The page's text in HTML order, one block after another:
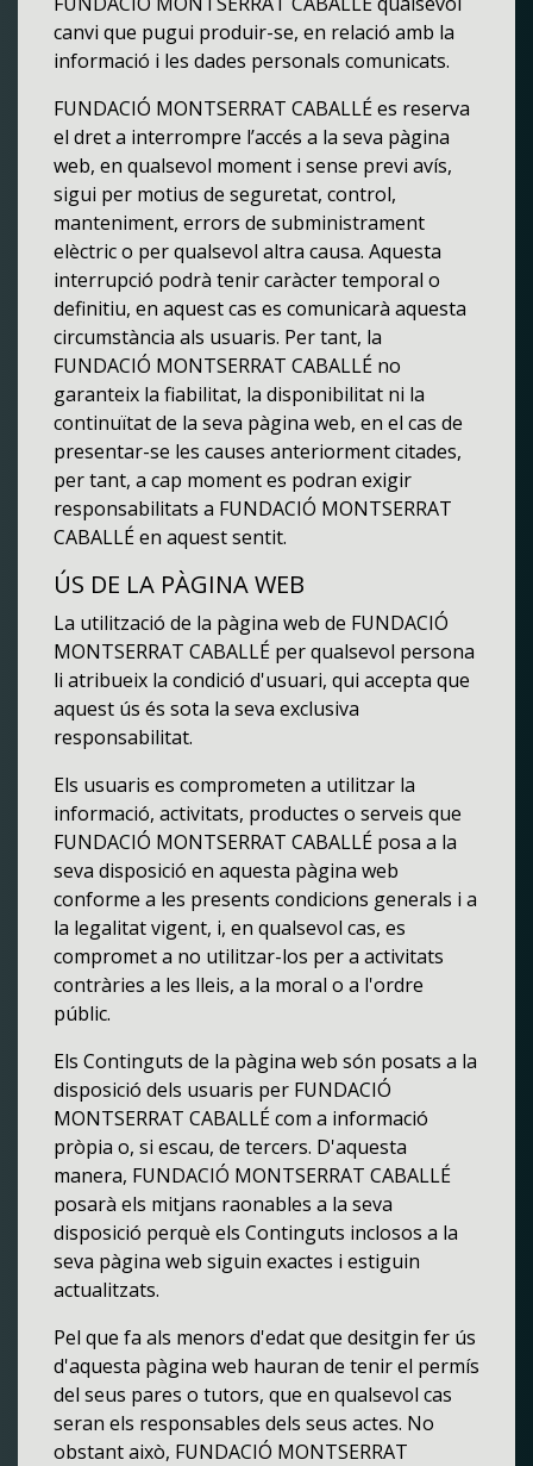
canvi que pugui produir-se, en relació amb la
informació i les dades personals comunicats.
FUNDACIÓ MONTSERRAT CABALLÉ es reserva
el dret a interrompre l’accés a la seva pàgina
web, en qualsevol moment i sense previ avís,
sigui per motius de seguretat, control,
manteniment, errors de subministrament
elèctric o per qualsevol altra causa. Aquesta
interrupció podrà tenir caràcter temporal o
definitiu, en aquest cas es comunicarà aquesta
circumstància als usuaris. Per tant, la
FUNDACIÓ MONTSERRAT CABALLÉ no
garanteix la fiabilitat, la disponibilitat ni la
continuïtat de la seva pàgina web, en el cas de
presentar-se les causes anteriorment citades,
per tant, a cap moment es podran exigir
responsabilitats a FUNDACIÓ MONTSERRAT
CABALLÉ en aquest sentit.
ÚS DE LA PÀGINA WEB
La utilització de la pàgina web de FUNDACIÓ
MONTSERRAT CABALLÉ per qualsevol persona
li atribueix la condició d'usuari, qui accepta que
aquest ús és sota la seva exclusiva
responsabilitat.
Els usuaris es comprometen a utilitzar la
informació, activitats, productes o serveis que
FUNDACIÓ MONTSERRAT CABALLÉ posa a la
seva disposició en aquesta pàgina web
conforme a les presents condicions generals i a
la legalitat vigent, i, en qualsevol cas, es
compromet a no utilitzar-los per a activitats
contràries a les lleis, a la moral o a l'ordre
públic.
Els Continguts de la pàgina web són posats a la
disposició dels usuaris per FUNDACIÓ
MONTSERRAT CABALLÉ com a informació
pròpia o, si escau, de tercers. D'aquesta
manera, FUNDACIÓ MONTSERRAT CABALLÉ
posarà els mitjans raonables a la seva
disposició perquè els Continguts inclosos a la
seva pàgina web siguin exactes i estiguin
actualitzats.
Pel que fa als menors d'edat que desitgin fer ús
d'aquesta pàgina web hauran de tenir el permís
del seus pares o tutors, que en qualsevol cas
seran els responsables dels seus actes. No
obstant això, FUNDACIÓ MONTSERRAT